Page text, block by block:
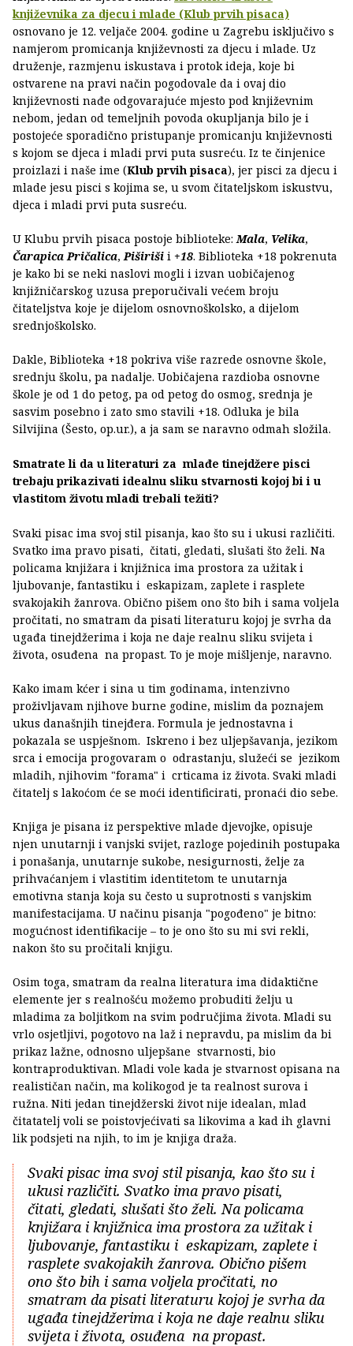
književnika za djecu i mlade (Klub prvih pisaca)
osnovano je 12. veljače 2004. godine u Zagrebu isključivo s
namjerom promicanja književnosti za djecu i mlade. Uz
druženje, razmjenu iskustava i protok ideja, koje bi
ostvarene na pravi način pogodovale da i ovaj dio
književnosti nađe odgovarajuće mjesto pod književnim
nebom, jedan od temeljnih povoda okupljanja bilo je i
postojeće sporadično pristupanje promicanju književnosti
s kojom se djeca i mladi prvi puta susreću. Iz te činjenice
proizlazi i naše ime (Klub prvih pisaca), jer pisci za djecu i
mlade jesu pisci s kojima se, u svom čitateljskom iskustvu,
djeca i mladi prvi puta susreću.
U Klubu prvih pisaca postoje biblioteke:Mala, Velika,
Čarapica Pričalica,Piširiši i +18. Biblioteka +18 pokrenuta
je kako bi se neki naslovi mogli i izvan uobičajenog
knjižničarskog uzusa preporučivali većem broju
čitateljstva koje je dijelom osnovnoškolsko, a dijelom
srednjoškolsko.
Dakle, Biblioteka +18 pokriva više razrede osnovne škole,
srednju školu, pa nadalje. Uobičajena razdioba osnovne
škole je od 1 do petog, pa od petog do osmog, srednja je
sasvim posebno i zato smo stavili +18. Odluka je bila
Silvijina (Šesto, op.ur.), a ja sam se naravno odmah složila.
Smatrate li da u literaturi za mlađe tinejdžere pisci
trebaju prikazivati idealnu sliku stvarnosti kojoj bi i u
vlastitom životu mladi trebali težiti?
Svaki pisac ima svoj stil pisanja, kao što su i ukusi različiti.
Svatko ima pravo pisati, čitati, gledati, slušati što želi. Na
policama knjižara i knjižnica ima prostora za užitak i
ljubovanje, fantastiku i eskapizam, zaplete i rasplete
svakojakih žanrova. Obično pišem ono što bih i sama voljela
pročitati, no smatram da pisati literaturu kojoj je svrha da
ugađa tinejdžerima i koja ne daje realnu sliku svijeta i
života, osuđena na propast. To je moje mišljenje, naravno.
Kako imam kćer i sina u tim godinama, intenzivno
proživljavam njihove burne godine, mislim da poznajem
ukus današnjih tinejđera. Formula je jednostavna i
pokazala se uspješnom. Iskreno i bez uljepšavanja, jezikom
srca i emocija progovaram o odrastanju, služeći se jezikom
mladih, njihovim "forama" i crticama iz života. Svaki mladi
čitatelj s lakoćom će se moći identificirati, pronaći dio sebe.
Knjiga je pisana iz perspektive mlade djevojke, opisuje
njen unutarnji i vanjski svijet, razloge pojedinih postupaka
i ponašanja, unutarnje sukobe, nesigurnosti, želje za
prihvaćanjem i vlastitim identitetom te unutarnja
emotivna stanja koja su često u suprotnosti s vanjskim
manifestacijama. U načinu pisanja "pogođeno" je bitno:
mogućnost identifikacije – to je ono što su mi svi rekli,
nakon što su pročitali knjigu.
Osim toga, smatram da realna literatura ima didaktične
elemente jer s realnošću možemo probuditi želju u
mladima za boljitkom na svim područjima života. Mladi su
vrlo osjetljivi, pogotovo na laž i nepravdu, pa mislim da bi
prikaz lažne, odnosno uljepšane stvarnosti, bio
kontraproduktivan. Mladi vole kada je stvarnost opisana na
realističan način, ma kolikogod je ta realnost surova i
ružna. Niti jedan tinejdžerski život nije idealan, mlad
čitatatelj voli se poistovjećivati sa likovima a kad ih glavni
lik podsjeti na njih, to im je knjiga draža.
Svaki pisac ima svoj stil pisanja, kao što su i
ukusi različiti. Svatko ima pravo pisati,
čitati, gledati, slušati što želi. Na policama
knjižara i knjižnica ima prostora za užitak i
ljubovanje, fantastiku i eskapizam, zaplete i
rasplete svakojakih žanrova. Obično pišem
ono što bih i sama voljela pročitati, no
smatram da pisati literaturu kojoj je svrha da
ugađa tinejdžerima i koja ne daje realnu sliku
svijeta i života, osuđena na propast.